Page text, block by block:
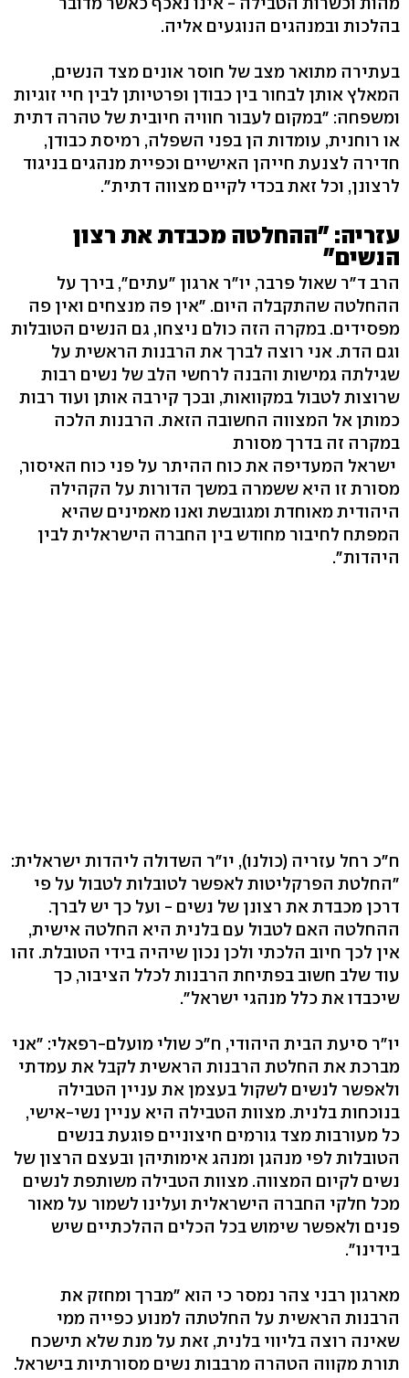
בהלכות ובמנהגים הנוגעים אליה.
בעתירה מתואר מצב של חוסר אונים מצד הנשים,
המאלץ אותן לבחור בין כבודן ופרטיותן לבין חיי זוגיות
ומשפחה: "במקום לעבור חוויה חיובית של טהרה דתית
או רוחנית, עומדות הן בפני השפלה, רמיסת כבודן,
חדירה לצנעת חייהן האישיים וכפיית מנהגים בניגוד
לרצונן, וכל זאת בכדי לקיים מצווה דתית".
עזריה: "ההחלטה מכבדת את רצון
הנשים"
הרב ד"ר שאול פרבר, יו"ר ארגון "עתים", בירך על
ההחלטה שהתקבלה היום. "אין פה מנצחים ואין פה
מפסידים. במקרה הזה כולם ניצחו, גם הנשים הטובלות
וגם הדת. אני רוצה לברך את הרבנות הראשית על
שגילתה גמישות והבנה לרחשי הלב של נשים רבות
שרוצות לטבול במקוואות, ובכך קירבה אותן ועוד רבות
כמותן אל המצווה החשובה הזאת. הרבנות הלכה
במקרה זה בדרך מסורת
ישראל המעדיפה את כוח ההיתר על פני כוח האיסור,
מסורת זו היא ששמרה במשך הדורות על הקהילה
היהודית מאוחדת ומגובשת ואנו מאמינים שהיא
המפתח לחיבור מחודש בין החברה הישראלית לבין
היהדות".
ח"כ רחל עזריה (כולנו), יו"ר השדולה ליהדות ישראלית:
"החלטת הפרקליטות לאפשר לטובלות לטבול על פי
דרכן מכבדת את רצונן של נשים - ועל כך יש לברך.
ההחלטה האם לטבול עם בלנית היא החלטה אישית,
אין לכך חיוב הלכתי ולכן נכון שיהיה בידי הטובלת. זהו
עוד שלב חשוב בפתיחת הרבנות לכלל הציבור, כך
שיכבדו את כלל מנהגי ישראל".
יו"ר סיעת הבית היהודי, ח"כ שולי מועלם-רפאלי: "אני
מברכת את החלטת הרבנות הראשית לקבל את עמדתי
ולאפשר לנשים לשקול בעצמן את עניין הטבילה
בנוכחות בלנית. מצוות הטבילה היא עניין נשי-אישי,
כל מעורבות מצד גורמים חיצוניים פוגעת בנשים
הטובלות לפי מנהגן ומנהג אימותיהן ובעצם הרצון של
נשים לקיום המצווה. מצוות הטבילה משותפת לנשים
מכל חלקי החברה הישראלית ועלינו לשמור על מאור
פנים ולאפשר שימוש בכל הכלים ההלכתיים שיש
בידינו".
מארגון רבני צהר נמסר כי הוא "מברך ומחזק את
הרבנות הראשית על החלטתה למנוע כפייה ממי
שאינה רוצה בליווי בלנית, זאת על מנת שלא תישכח
תורת מקווה הטהרה מרבבות נשים מסורתיות בישראל.